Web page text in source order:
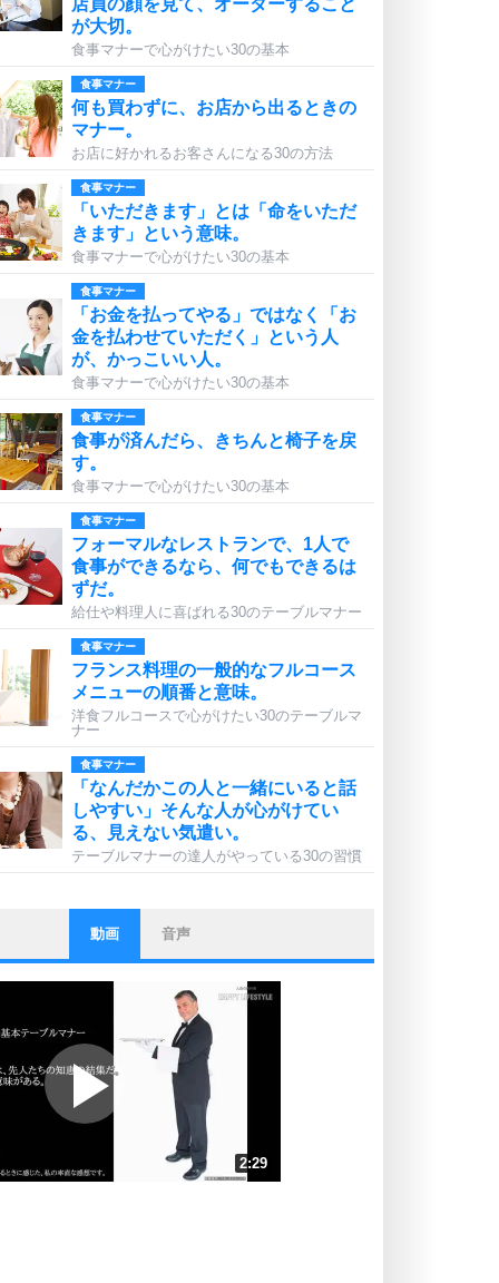
店員の顔を見て、オーダーすること
が大切。
食事マナーで心がけたい30の基本
食事マナー
何も買わずに、お店から出るときの
マナー。
お店に好かれるお客さんになる30の方法
食事マナー
「いただきます」とは「命をいただ
きます」という意味。
食事マナーで心がけたい30の基本
食事マナー
「お金を払ってやる」ではなく「お
金を払わせていただく」という人
が、かっこいい人。
食事マナーで心がけたい30の基本
食事マナー
食事が済んだら、きちんと椅子を戻
す。
食事マナーで心がけたい30の基本
食事マナー
フォーマルなレストランで、1人で
食事ができるなら、何でもできるは
ずだ。
給仕や料理人に喜ばれる30のテーブルマナー
食事マナー
フランス料理の一般的なフルコース
メニューの順番と意味。
洋食フルコースで心がけたい30のテーブルマ
ナー
食事マナー
「なんだかこの人と一緒にいると話
しやすい」そんな人が心がけてい
る、見えない気遣い。
テーブルマナーの達人がやっている30の習慣
ストレス対策
他人と比べない。
いっそのこと、他人を見ない。
いらいらしない人になる30の方法
プラス思考
ポジティブになれない原因は、行動
しないから。
ポジティブ思考になる30の方法
人生、なんとかなるもの。
動画 音声
2:29